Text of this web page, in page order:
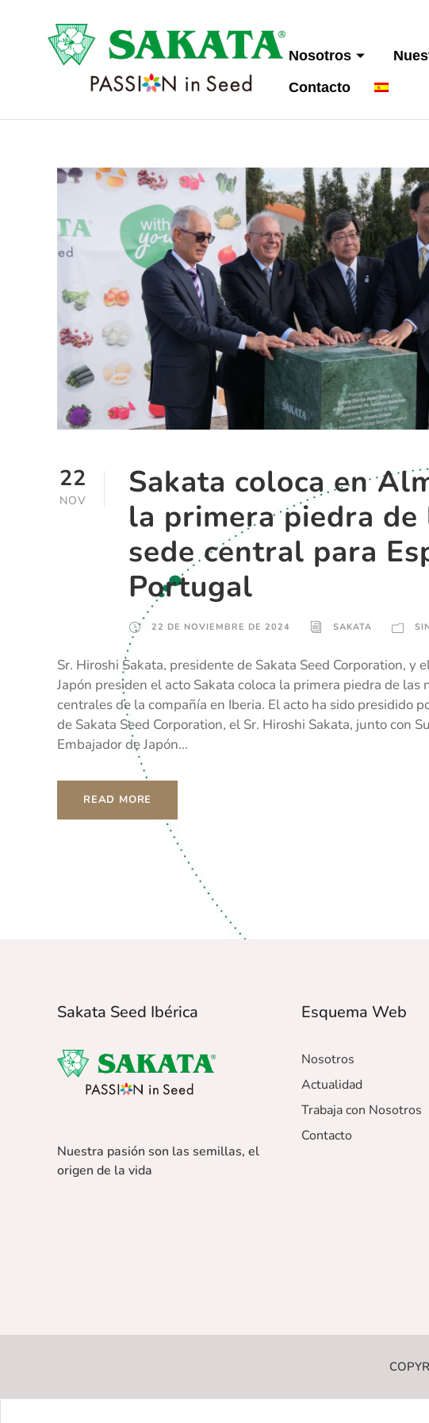
Nosotros
Contacto
22
NOV
Sakata coloca en
la primera piedra de
sede central para
Portugal
22 DE NOVIEMBRE DE 2024 SAKATA
Sr. Hiroshi Sakata, presidente de Sakata Seed Corporation, y
Japón presiden el acto Sakata coloca la primera piedra de las
centrales de la compañía en Iberia. El acto ha sido presidido
de Sakata Seed Corporation, el Sr. Hiroshi Sakata, junto con
Embajador de Japón...
READ MORE
Sakata Seed Ibérica
Nuestra pasión son las semillas, el
origen de la vida
Esquema Web
Nosotros
Actualidad
Trabaja con Nosotros
Contacto